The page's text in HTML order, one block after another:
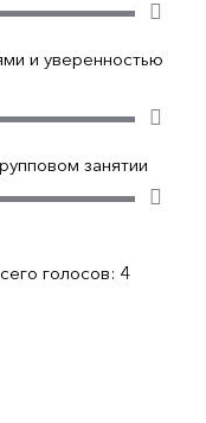
и уверенностью
занятии
голосов: 4